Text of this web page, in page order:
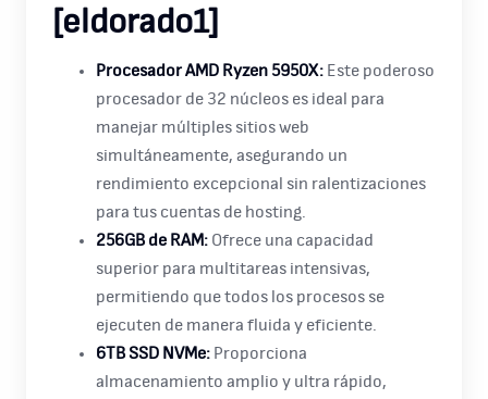
[eldorado1]
Procesador AMD Ryzen 5950X: Este poderoso
procesador de 32 núcleos es ideal para
manejar múltiples sitios web
simultáneamente, asegurando un
rendimiento excepcional sin ralentizaciones
para tus cuentas de hosting.
256GB de RAM: Ofrece una capacidad
superior para multitareas intensivas,
permitiendo que todos los procesos se
ejecuten de manera fluida y eficiente.
6TB SSD NVMe: Proporciona
almacenamiento amplio y ultra rápido,